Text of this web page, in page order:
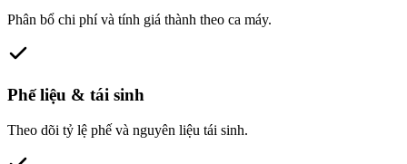
Phân bổ chi phí và tính giá thành theo ca máy.
Phế liệu & tái sinh
Theo dõi tỷ lệ phế và nguyên liệu tái sinh.